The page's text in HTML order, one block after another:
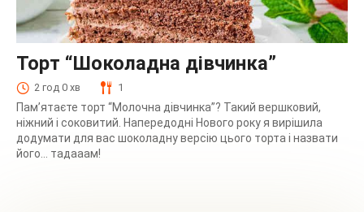
Торт “Шоколадна дівчинка”
2 год 0 хв 1
Пам’ятаєте торт “Молочна дівчинка”? Такий вершковий,
ніжний і соковитий. Напередодні Нового року я вирішила
додумати для вас шоколадну версію цього торта і назвати
його… тадааам!